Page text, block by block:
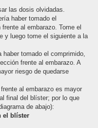
las dosis olvidadas.
haber tomado el
al embarazo. Tome el
y luego tome el siguiente a la
haber tomado el comprimido,
frente al embarazo. A
riesgo de quedarse
al embarazo es mayor
final del blíster; por lo que
de abajo):
el blíster